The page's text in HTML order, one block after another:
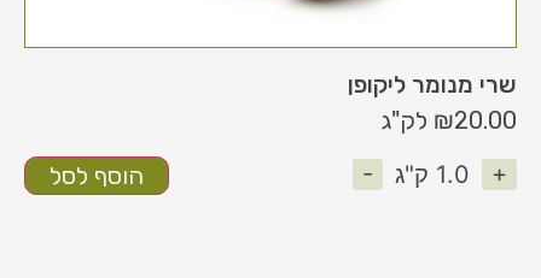
שרי מנומר ליקופן
₪20.00
לק"ג
-
1.0 ק"ג + הוסף לסל